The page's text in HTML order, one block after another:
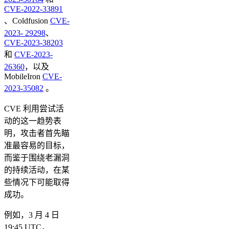
CVE-2022-33891
、Coldfusion CVE-
2023- 29298、
CVE-2023-38203
和 CVE-2023-
26360，以及
MobileIron CVE-
2023-35082 。
CVE 利用尝试活
动的这一趋势表
明，攻击者首先瞄
准最容易的目标，
而鉴于围绕老漏洞
的持续活动，在某
些情况下可能取得
成功。
例如，3 月 4 日
19:45 UTC，